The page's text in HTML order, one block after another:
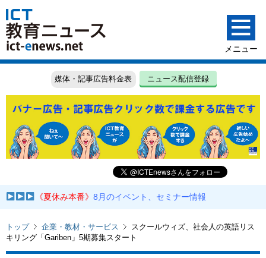
媒体・記事広告料金表 ニュース配信登録
《夏休み本番》8月のイベント、セミナー情報
トップ 企業・教材・サービス
スクールウィズ、社会人の英語リス
キリング「Gariben」5期募集スタート